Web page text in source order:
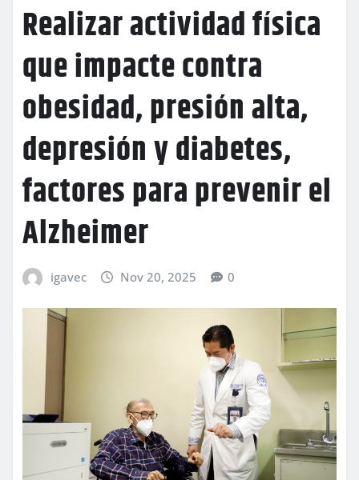
Realizar actividad física
que impacte contra
obesidad, presión alta,
depresión y diabetes,
factores para prevenir el
Alzheimer
igavec Nov 20, 2025 0